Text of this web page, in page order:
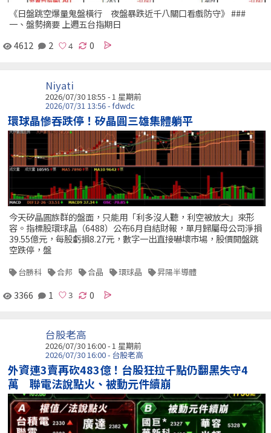
《日盤跳空爆量鬼盤橫行 夜盤暴跌近千八關口看戲防守》 ###
一、盤勢摘要 上週五台指期日
4612
2 0
Niyati
2026/07/30 18:55 - 1 星期前
2026/07/31 13:56 - fdwdc
環球晶慘吞跌停！矽晶圓三雄集體躺平
今天矽晶圓族群的盤面，只能用「利多沒人聽，利空被放大」來形
容。指標股環球晶（6488）公布6月自結財報，單月歸屬母公司淨損
39.55億元，每股虧損8.27元，數字一出直接嚇壞市場，股價開盤跳
空跌停，盤
台勝科 合邦 合晶 環球晶 昇陽半導體
3366 1 0
台股老高
2026/07/30 16:00 - 1 星期前
2026/07/30 16:00 - 台股老高
外資連3賣再砍483億！台股狂拉千點仍翻黑失守4
萬 聯電法說點火、被動元件續崩